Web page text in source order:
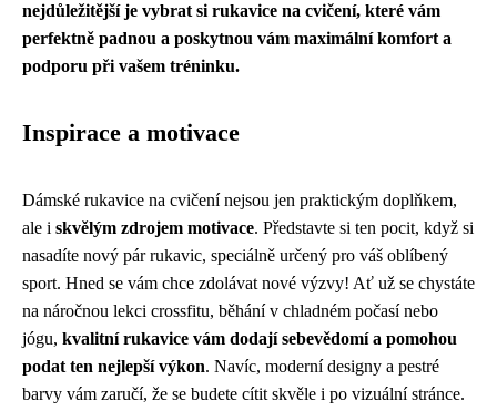
nejdůležitější je vybrat si rukavice na cvičení, které vám
perfektně padnou a poskytnou vám maximální komfort a
podporu při vašem tréninku.
Inspirace a motivace
Dámské rukavice na cvičení nejsou jen praktickým doplňkem,
ale i skvělým zdrojem motivace. Představte si ten pocit, když si
nasadíte nový pár rukavic, speciálně určený pro váš oblíbený
sport. Hned se vám chce zdolávat nové výzvy! Ať už se chystáte
na náročnou lekci crossfitu, běhání v chladném počasí nebo
jógu, kvalitní rukavice vám dodají sebevědomí a pomohou
podat ten nejlepší výkon. Navíc, moderní designy a pestré
barvy vám zaručí, že se budete cítit skvěle i po vizuální stránce.